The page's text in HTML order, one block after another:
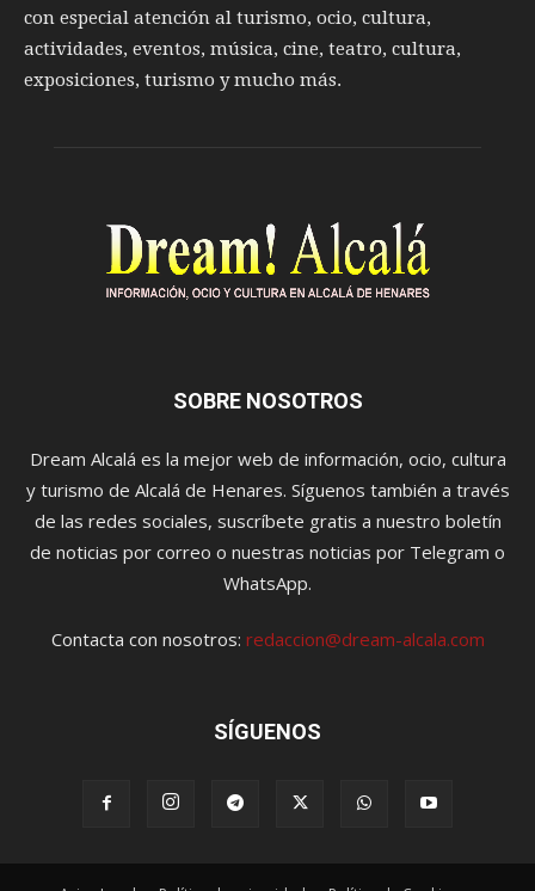
con especial atención al turismo, ocio, cultura,
actividades, eventos, música, cine, teatro, cultura,
exposiciones, turismo y mucho más.
SOBRE NOSOTROS
Dream Alcalá es la mejor web de información, ocio, cultura
y turismo de Alcalá de Henares. Síguenos también a través
de las redes sociales, suscríbete gratis a nuestro boletín
de noticias por correo o nuestras noticias por Telegram o
WhatsApp.
Contacta con nosotros: redaccion@dream-alcala.com
SÍGUENOS